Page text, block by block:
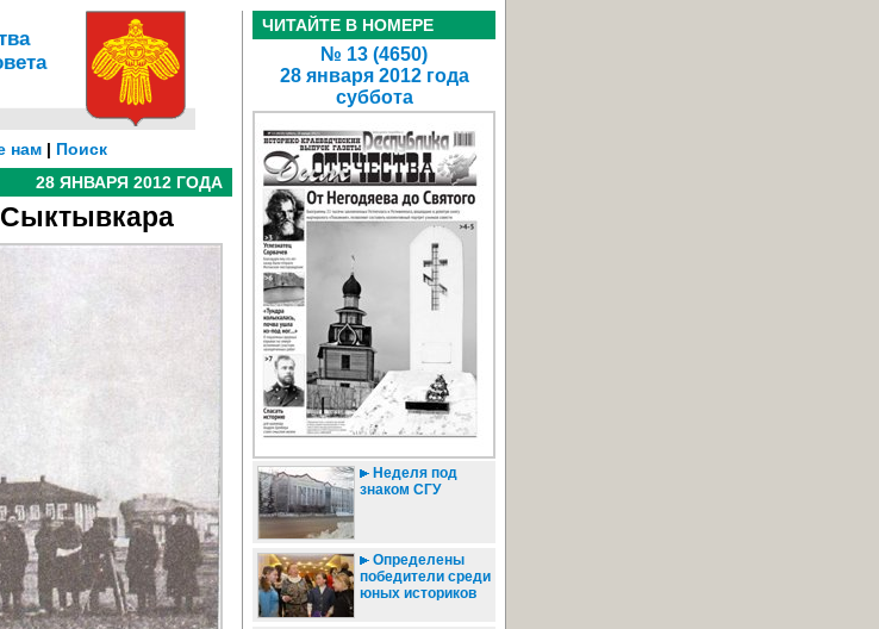
нам| Поиск
28 ЯНВАРЯ 2012 ГОДА
ЧИТАЙТЕ В НОМЕРЕ
№ 13 (4650)
28 января 2012 года
суббота
Неделя под
знаком СГУ
Определены
победители среди
юных историков